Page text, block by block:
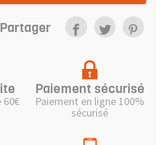
Partager
60€
Paiement sécurisé
Paiement en ligne 100%
sécurisé